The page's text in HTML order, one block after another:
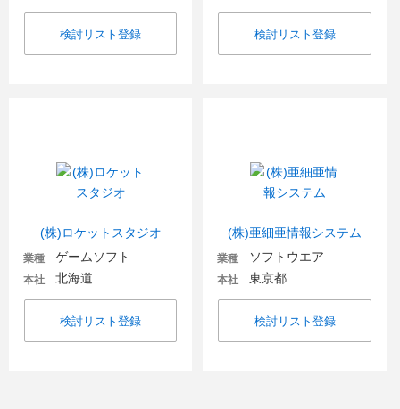
検討リスト登録 検討リスト登録
(株)ロケットスタジオ
業種 ゲームソフト
本社 北海道
検討リスト登録
(株)亜細亜情報システム
業種 ソフトウエア
本社 東京都
検討リスト登録